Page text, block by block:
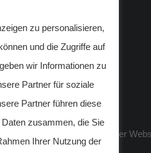
die Funktionalität unserer
zu personalisieren,
und die Zugriffe auf
wir Informationen zu
Partner für soziale
Partner führen diese
zusammen, die Sie
Ihrer Nutzung der